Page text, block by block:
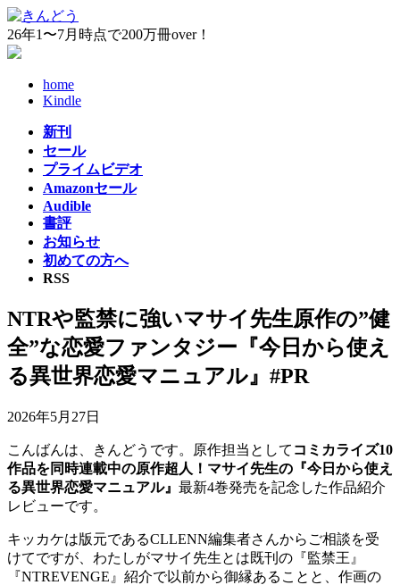
コ
ン
テ
ナ
ビ
ゲ
26年1〜7月時点で200万冊over！
home
Kindle
新刊
セール
プライムビデオ
Amazonセール
Audible
書評
お知らせ
初めての方へ
RSS
NTRや監禁に強いマサイ先生原作の”健
全”な恋愛ファンタジー『今日から使え
る異世界恋愛マニュアル』#PR
2026年5月27日
こんばんは、きんどうです。原作担当として コミカライズ10
作品を同時連載中の原作超人！マサイ先生の『今日から使え
る異世界恋愛マニュアル』 最新4巻発売を記念した作品紹介
レビューです。
キッカケは版元であるCLLENN編集者さんからご相談を受
けてですが、わたしがマサイ先生とは既刊の『監禁王』
『NTREVENGE』紹介で以前から御縁あることと、作画の